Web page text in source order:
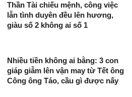
Thần Tài chiếu mệnh, công việc
lẫn tình duyên đều lên hương,
giàu số 2 không ai số 1
Nhiều tiền không ai bằng: 3 con
giáp giẫm lên vận may từ Tết ông
Công ông Táo, cầu gì được nấy